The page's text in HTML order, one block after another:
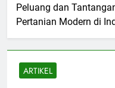
Peluang dan
Pertanian Modern di
ARTIKEL